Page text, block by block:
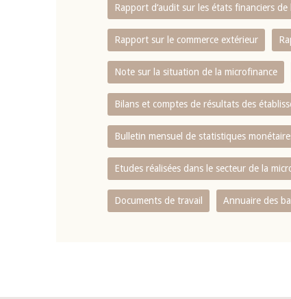
Rapport d‘audit sur les états financiers de
Rapport sur le commerce extérieur
Note sur la situation de la microfinance
Bilans et comptes de résultats des
Bulletin mensuel de statistiques
Etudes réalisées dans le secteur de la
Documents de travail Annuaire des